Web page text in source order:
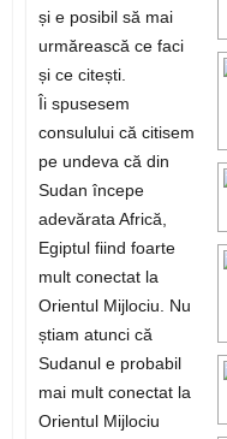
și e posibil să mai
urmărească ce faci
și ce citești.
Îi spusesem
consulului că citisem
pe undeva că din
Sudan începe
adevărata Africă,
Egiptul fiind foarte
mult conectat la
Orientul Mijlociu. Nu
știam atunci că
Sudanul e probabil
mai mult conectat la
Orientul Mijlociu